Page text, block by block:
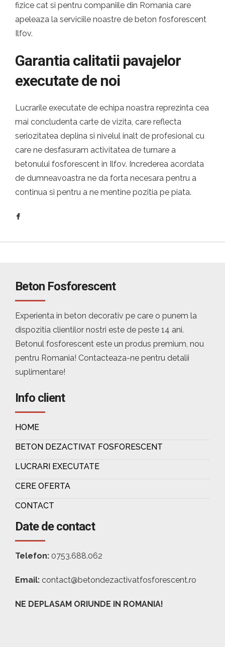
fizice cat si pentru companiile din Romania care
apeleaza la serviciile noastre de beton fosforescent
Ilfov.
Garantia calitatii pavajelor
executate de noi
Lucrarile executate de echipa noastra reprezinta cea
mai concludenta carte de vizita, care reflecta
seriozitatea deplina si nivelul inalt de profesional cu
care ne desfasuram activitatea de turnare a
betonului fosforescent in Ilfov. Increderea acordata
de dumneavoastra ne da forta necesara pentru a
continua si pentru a ne mentine pozitia pe piata.
Beton Fosforescent
Experienta in beton decorativ pe care o punem la
dispozitia clientilor nostri este de peste 14 ani.
Betonul fosforescent este un produs premium, nou
pentru Romania! Contacteaza-ne pentru detalii
suplimentare!
Info client
HOME
BETON DEZACTIVAT FOSFORESCENT
LUCRARI EXECUTATE
CERE OFERTA
CONTACT
Date de contact
Telefon: 0753.688.062
Email: contact@betondezactivatfosforescent.ro
NE DEPLASAM ORIUNDE IN ROMANIA!